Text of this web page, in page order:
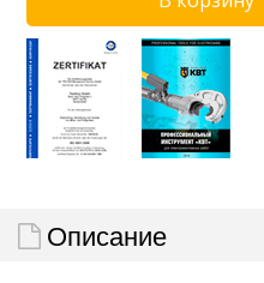
Описание